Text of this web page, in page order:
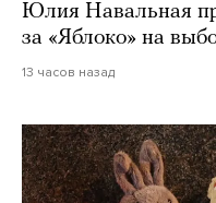
Юлия Навальная
за «Яблоко» на
13 часов назад